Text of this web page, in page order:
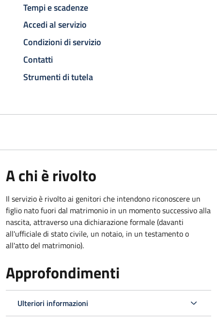
Tempi e scadenze
Accedi al servizio
Condizioni di servizio
Contatti
Strumenti di tutela
A chi è rivolto
Il servizio è rivolto ai genitori che intendono riconoscere un
figlio nato fuori dal matrimonio in un momento successivo alla
nascita, attraverso una dichiarazione formale (davanti
all'ufficiale di stato civile, un notaio, in un testamento o
all'atto del matrimonio).
Approfondimenti
Ulteriori informazioni